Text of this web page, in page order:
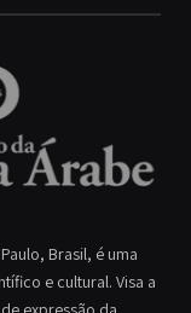
Brasil, é uma
e cultural. Visa a